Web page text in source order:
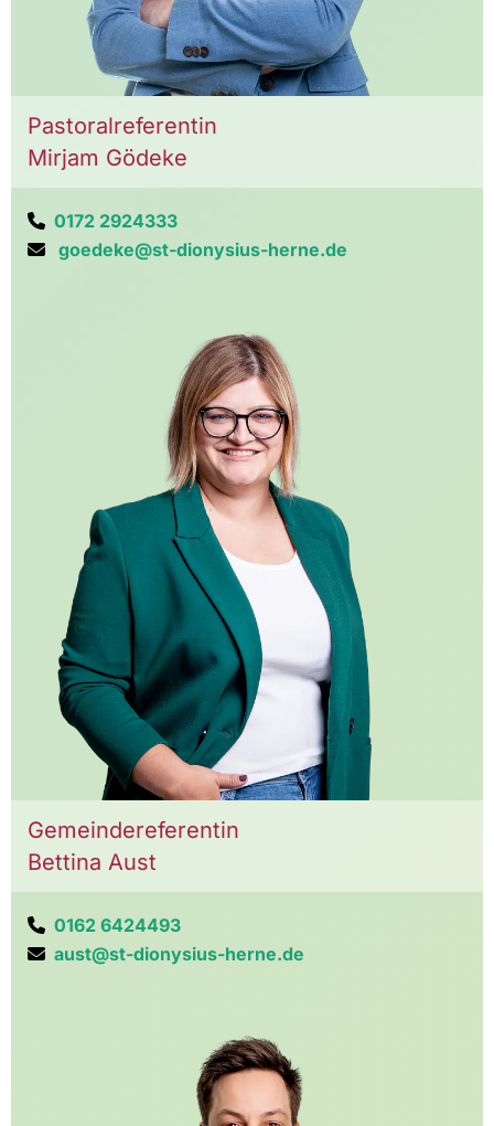
Pastoralreferentin
Mirjam Gödeke
 0172 2924333
 goedeke@st-dionysius-herne.de
Gemeindereferentin
Bettina Aust
 0162 6424493
 aust@st-dionysius-herne.de